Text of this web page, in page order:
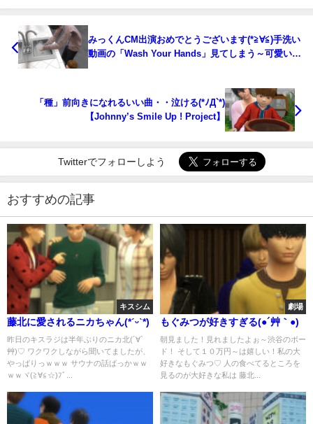
みっくんCM出演おめでとうございます(*≧∀≦)手洗い
動画の「Wash Your Hands」見てしまう～可愛い～
「種」前向きになれるいい曲・・泣ける(*ﾉД`*)
【Johnny’s Smile Up ! Project】
Twitterでフォローしよう
おすすめの記事
キスシム
藤北に愛されるニカちゃん(*ˊᵕˋ*)
昨日のキスラジは半年ぶりのニカ北(´∀`
艸)♡ ワクワクしながら聞いてましたが、
やっぱりっｗｗｗ サウナの話ばっかｗｗ
ｗｗヾ(≧∀≦☆)ﾌﾞ...
劇場
もぐみつが好きすぎる(●´艸｀●)
朝見ました！見れましたよぉ～渋谷のボー
ド！ そして１０万円～は嬉しい！私の大
好きなもぐみつ♡ 人の食べてるところを
見るのが大好きな私は 藤北...